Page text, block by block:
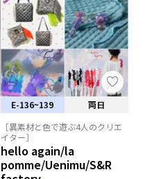
E-136~139
両日
［異素材と色で遊ぶ4人のクリエ
イター］
hello again/la
pomme/Uenimu/S&R